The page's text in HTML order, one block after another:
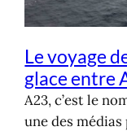
Le voyage
glace entre
A23, c’est le
une des médias